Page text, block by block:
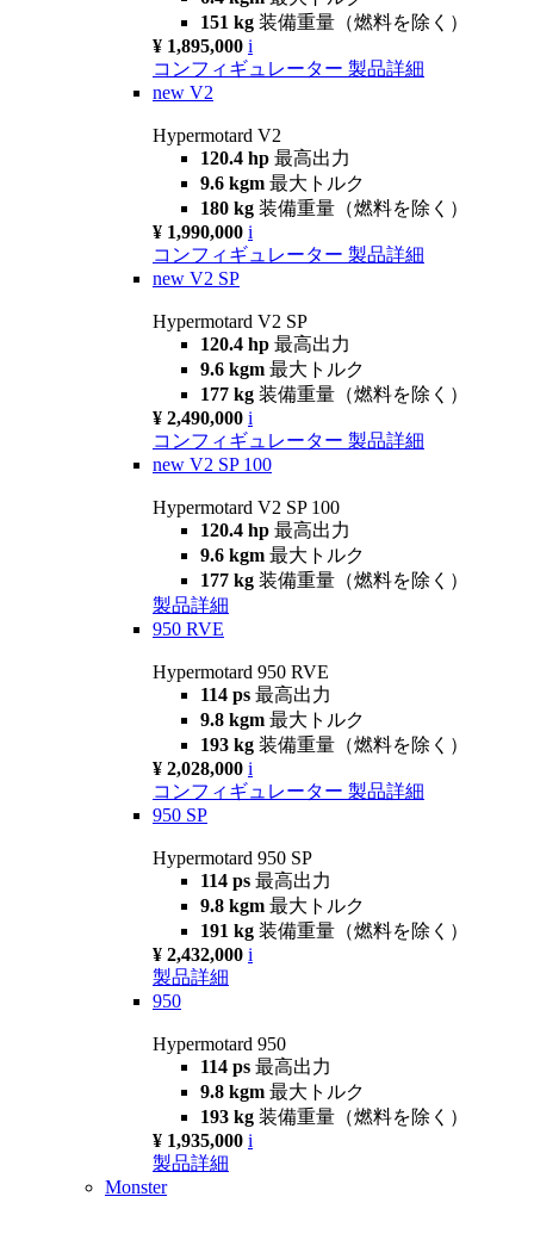
151 kg 装備重量（燃料を除く）
¥ 1,895,000 i
コンフィギュレーター 製品詳細
new V2
Hypermotard V2
120.4 hp 最高出力
9.6 kgm 最大トルク
180 kg 装備重量（燃料を除く）
¥ 1,990,000 i
コンフィギュレーター 製品詳細
new V2 SP
Hypermotard V2 SP
120.4 hp 最高出力
9.6 kgm 最大トルク
177 kg 装備重量（燃料を除く）
¥ 2,490,000 i
コンフィギュレーター 製品詳細
new V2 SP 100
Hypermotard V2 SP 100
120.4 hp 最高出力
9.6 kgm 最大トルク
177 kg 装備重量（燃料を除く）
製品詳細
950 RVE
Hypermotard 950 RVE
114 ps 最高出力
9.8 kgm 最大トルク
193 kg 装備重量（燃料を除く）
¥ 2,028,000 i
コンフィギュレーター 製品詳細
950 SP
Hypermotard 950 SP
114 ps 最高出力
9.8 kgm 最大トルク
191 kg 装備重量（燃料を除く）
¥ 2,432,000 i
製品詳細
950
Hypermotard 950
114 ps 最高出力
9.8 kgm 最大トルク
193 kg 装備重量（燃料を除く）
¥ 1,935,000 i
製品詳細
Monster